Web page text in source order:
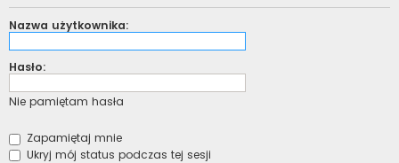
k
Nazwa użytkownika:
Hasło:
Nie pamiętam hasła
Zapamiętaj mnie
Ukryj mój status podczas tej sesji